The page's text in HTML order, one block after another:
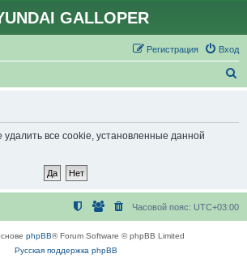
GALLOPER
Вход
Регистрация
удалить все cookie, установленные данной
Часовой пояс: UTC+03:00
phpBB® Forum Software © phpBB Limited
Русская поддержка phpBB